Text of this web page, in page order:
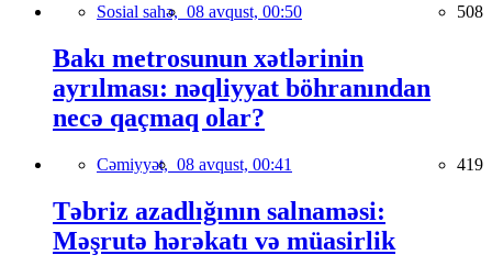
Sosial sahə, 08 avqust, 00:50 508
Bakı metrosunun xətlərinin
ayrılması: nəqliyyat böhranından
necə qaçmaq olar?
Cəmiyyət, 08 avqust, 00:41 419
Təbriz azadlığının salnaməsi:
Məşrutə hərəkatı və müasirlik